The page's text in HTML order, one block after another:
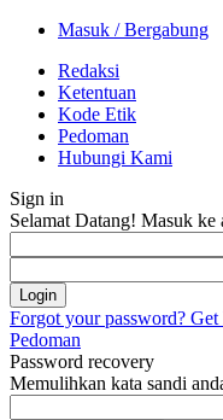
Masuk / Bergabung
Redaksi
Ketentuan
Kode Etik
Pedoman
Hubungi Kami
Sign in
Selamat Datang! Masuk ke
Forgot your password? Get
Pedoman
Password recovery
Memulihkan kata sandi